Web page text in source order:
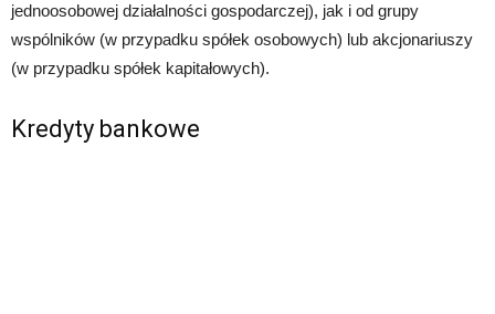
jednoosobowej działalności gospodarczej), jak i od grupy
wspólników (w przypadku spółek osobowych) lub akcjonariuszy
(w przypadku spółek kapitałowych).
Kredyty bankowe